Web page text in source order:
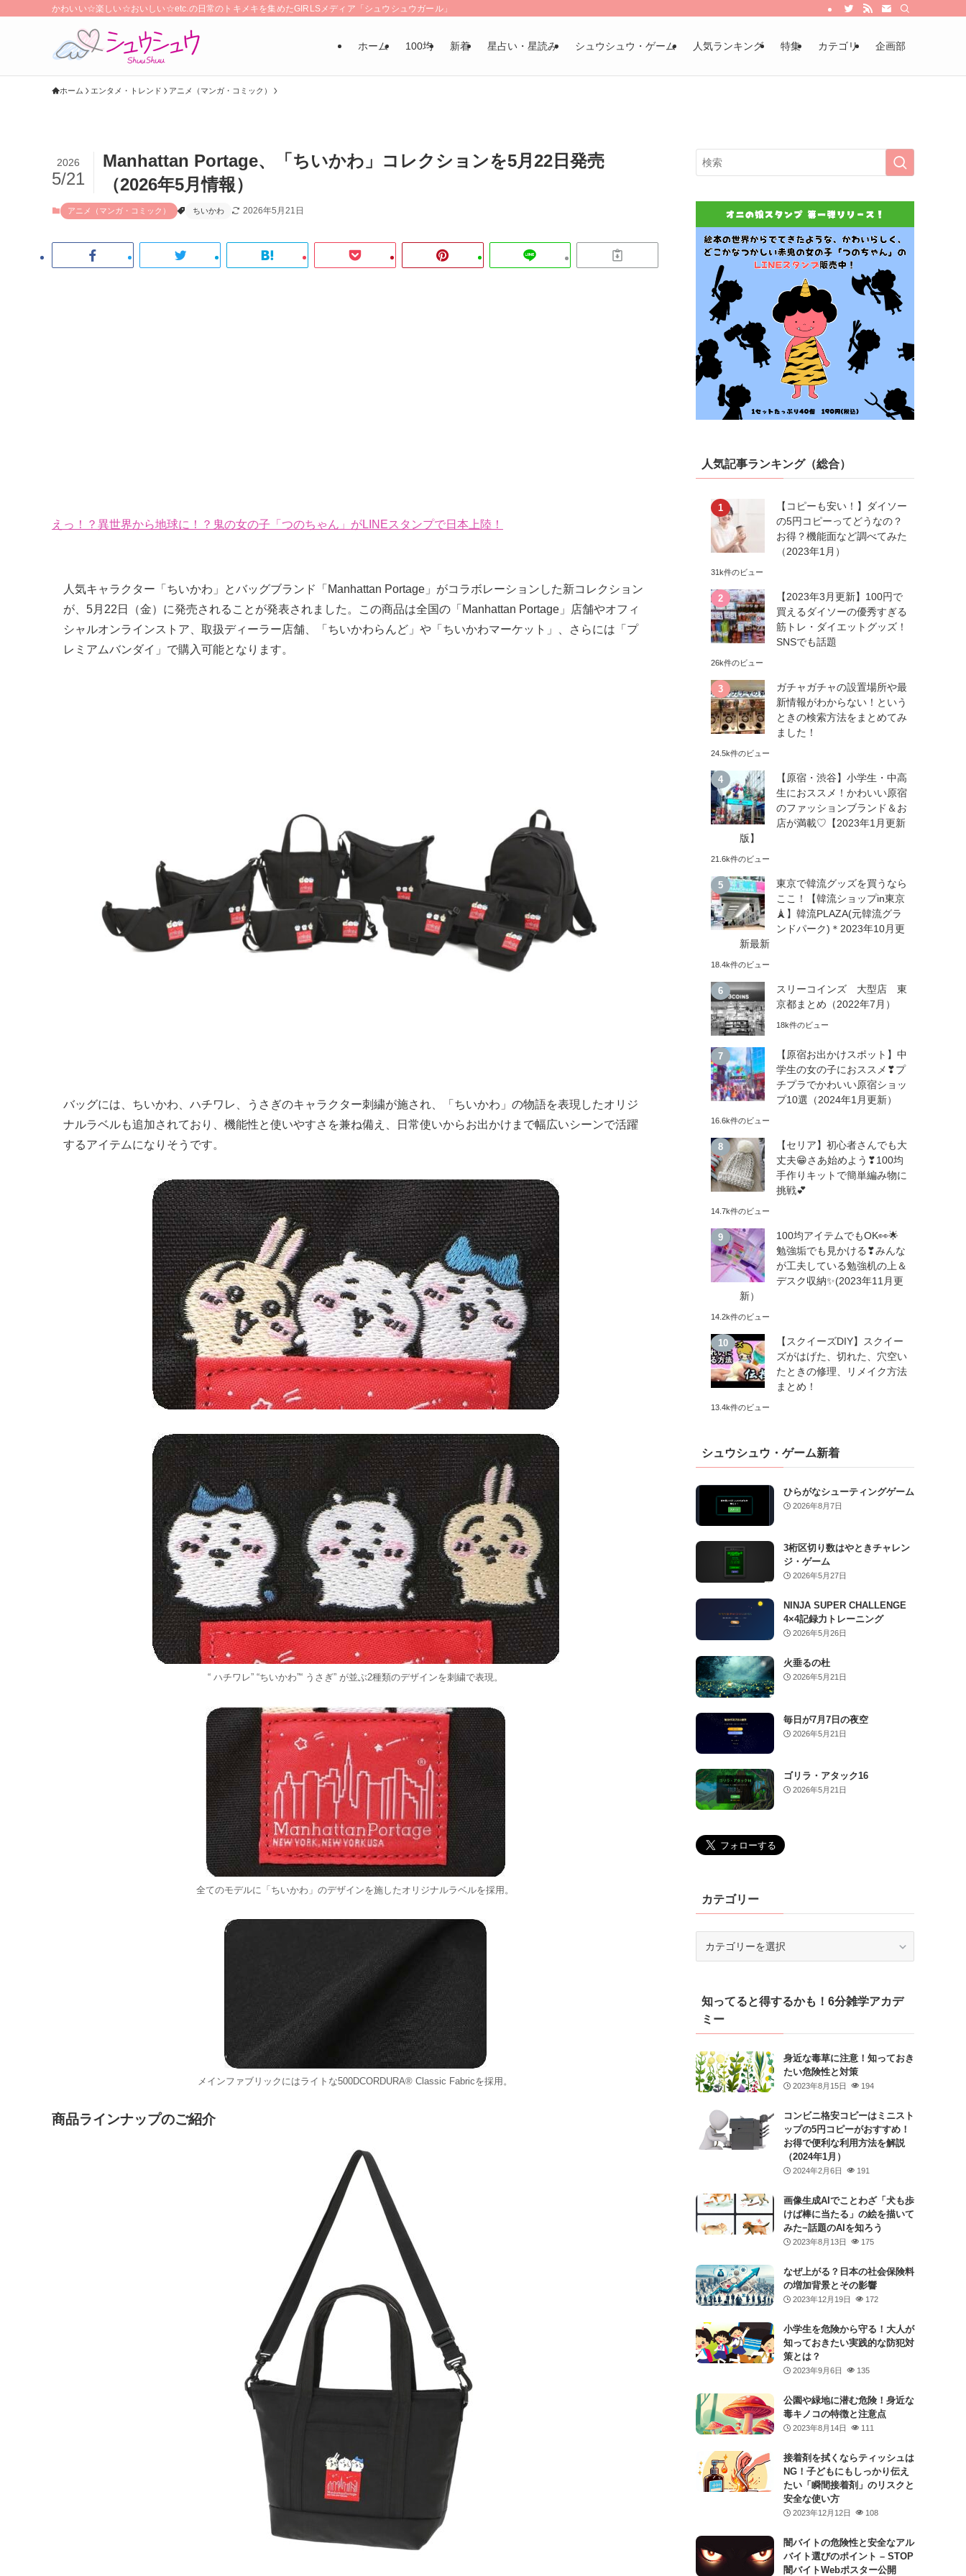
かわいい☆楽しい☆おいしい☆etc.の日常のトキメキを集めたGIRLSメディア「シュウシュウガール」
ホーム 100均 新着 星占い・星読み シュウシュウ・ゲーム 人気ランキング 特集 カテゴリ 企画部
ホーム エンタメ・トレンド アニメ（マンガ・コミック）
Manhattan Portage、「ちいかわ」コレクションを5月22日発売
（2026年5月情報）
2026
5/21
アニメ（マンガ・コミック） ちいかわ 2026年5月21日
えっ！？異世界から地球に！？鬼の女の子「つのちゃん」がLINEスタンプで日本上陸！
人気キャラクター「ちいかわ」とバッグブランド「Manhattan Portage」がコラボレーションした新コレクション
が、5月22日（金）に発売されることが発表されました。この商品は全国の「Manhattan Portage」店舗やオフィ
シャルオンラインストア、取扱ディーラー店舗、「ちいかわらんど」や「ちいかわマーケット」、さらには「プ
レミアムバンダイ」で購入可能となります。
バッグには、ちいかわ、ハチワレ、うさぎのキャラクター刺繍が施され、「ちいかわ」の物語を表現したオリジ
ナルラベルも追加されており、機能性と使いやすさを兼ね備え、日常使いからお出かけまで幅広いシーンで活躍
するアイテムになりそうです。
“ ハチワレ” “ちいかわ”“ うさぎ” が並ぶ2種類のデザインを刺繍で表現。
全てのモデルに「ちいかわ」のデザインを施したオリジナルラベルを採用。
メインファブリックにはライトな500DCORDURA® Classic Fabricを採用。
商品ラインナップのご紹介
人気記事ランキング（総合）
【コピーも安い！】ダイソー
の5円コピーってどうなの？
お得？機能面など調べてみた
（2023年1月）
31k件のビュー
【2023年3月更新】100円で
買えるダイソーの優秀すぎる
筋トレ・ダイエットグッズ！
SNSでも話題
26k件のビュー
ガチャガチャの設置場所や最
新情報がわからない！という
ときの検索方法をまとめてみ
ました！
24.5k件のビュー
【原宿・渋谷】小学生・中高
生におススメ！かわいい原宿
のファッションブランド＆お
店が満載♡【2023年1月更新
版】
21.6k件のビュー
東京で韓流グッズを買うなら
ここ！【韓流ショップin東京
🗼】韓流PLAZA(元韓流グラ
ンドパーク)＊2023年10月更
新最新
18.4k件のビュー
スリーコインズ 大型店 東
京都まとめ（2022年7月）
18k件のビュー
【原宿お出かけスポット】中
学生の女の子におススメ❣プ
チプラでかわいい原宿ショッ
プ10選（2024年1月更新）
16.6k件のビュー
【セリア】初心者さんでも大
丈夫😁さあ始めよう❣100均
手作りキットで簡単編み物に
挑戦💕
14.7k件のビュー
100均アイテムでもOK👀🌟
勉強垢でも見かける❣みんな
が工夫している勉強机の上＆
デスク収納✨(2023年11月更
新）
14.2k件のビュー
【スクイーズDIY】スクイー
ズがはげた、切れた、穴空い
たときの修理、リメイク方法
まとめ！
13.4k件のビュー
シュウシュウ・ゲーム新着
ひらがなシューティングゲーム
2026年8月7日
3桁区切り数はやときチャレン
ジ・ゲーム
2026年5月27日
NINJA SUPER CHALLENGE
4×4記録力トレーニング
2026年5月26日
火垂るの杜
2026年5月21日
毎日が7月7日の夜空
2026年5月21日
ゴリラ・アタック16
2026年5月21日
カテゴリー
ー知ってると得するかも！6分雑学アカデ
ミー
身近な毒草に注意！知っておき
たい危険性と対策
2023年8月15日 194
コンビニ格安コピーはミニスト
ップの5円コピーがおすすめ！
お得で便利な利用方法を解説
（2024年1月）
2024年2月6日 191
画像生成AIでことわざ「犬も歩
けば棒に当たる」の絵を描いて
みた−話題のAIを知ろう
2023年8月13日 175
なぜ上がる？日本の社会保険料
の増加背景とその影響
2023年12月19日 172
小学生を危険から守る！大人が
知っておきたい実践的な防犯対
策とは？
2023年9月6日 135
公園や緑地に潜む危険！身近な
毒キノコの特徴と注意点
2023年8月14日 111
接着剤を拭くならティッシュは
NG！子どもにもしっかり伝え
たい「瞬間接着剤」のリスクと
安全な使い方
2023年12月12日 108
闇バイトの危険性と安全なアル
バイト選びのポイント – STOP
闇バイトWebポスター公開